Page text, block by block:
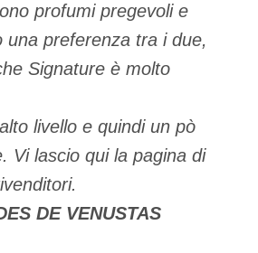
profumi pregevoli e
preferenza tra i due,
Signature è molto
livello e quindi un pò
Vi lascio qui la pagina di
DE VENUSTAS